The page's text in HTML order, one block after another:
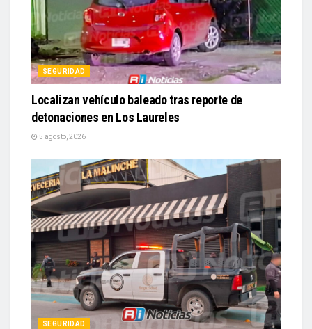
SEGURIDAD
Localizan vehículo baleado tras reporte de
detonaciones en Los Laureles
5 agosto, 2026
SEGURIDAD